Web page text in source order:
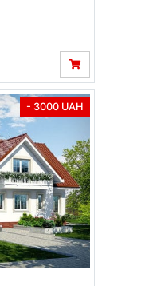
- 3000 UAH